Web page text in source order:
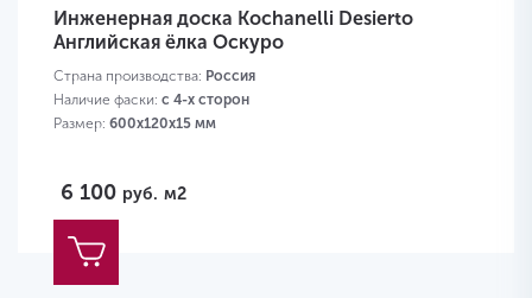
Инженерная доска Kochanelli Desierto
Английская ёлка Оскуро
Страна производства: Россия
Наличие фаски: с 4-х сторон
Размер: 600х120х15 мм
6 100 руб. м2